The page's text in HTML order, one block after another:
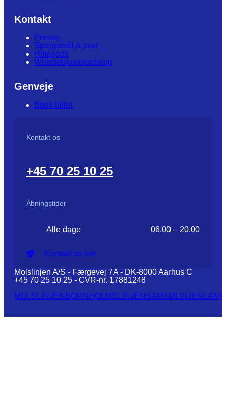
Kontakt
Presse
Spørgsmål & svar
Hittegods
Whistleblowerordning
Genveje
Book billet
Kontakt os
+45 70 25 10 25
Åbningstider
Alle dage 06.00 – 20.00
Kontakt os her
Molslinjen A/S - Færgevej 7A - DK-8000 Aarhus C
+45 70 25 10 25 - CVR-nr. 17881248
MOLSLINJEN BORNHOLMSLINJEN SAMSØLINJEN